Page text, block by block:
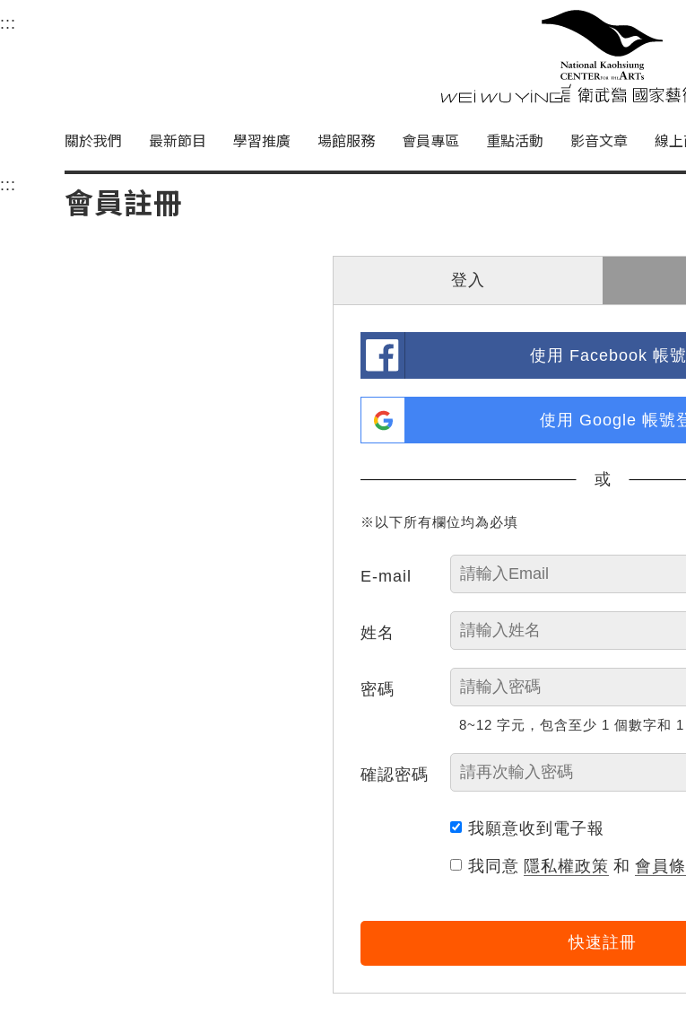
衛武營國家藝術文化中心
中央內容區塊，為本頁主要內容區。
::: 衛武營國家
關於我們 最新節目 學習推廣 場館服務 會員專區 重點活動 影音文章 線
::: 中央內容區塊，為本頁主要內容區。
會員註冊
登入
使用 Facebook 帳
使用 Google 帳號
或
※以下所有欄位均為必填
E-mail
姓名
密碼
8~12 字元，包含至少 1 個數字和
確認密碼
我願意收到電子報
我同意 隱私權政策 和 會員
快速註冊